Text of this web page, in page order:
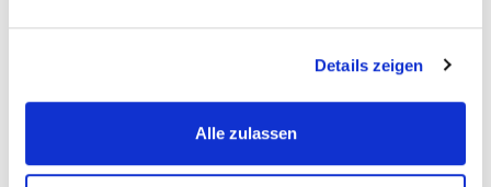
Details zeigen
Alle zulassen
Zimmerstraße 90/91 , in
derRosenthaler Straße 89und in derAlexandrinenstraße
»Im Januar 1900 siedelte sodann die bis dahin im